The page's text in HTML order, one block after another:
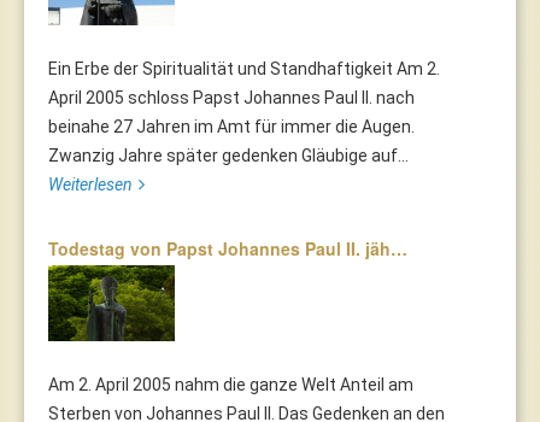
Ein Erbe der Spiritualität und Standhaftigkeit Am 2.
April 2005 schloss Papst Johannes Paul II. nach
beinahe 27 Jahren im Amt für immer die Augen.
Zwanzig Jahre später gedenken Gläubige auf...
Weiterlesen
Todestag von Papst Johannes Paul II. jäh…
Am 2. April 2005 nahm die ganze Welt Anteil am
Sterben von Johannes Paul II. Das Gedenken an den